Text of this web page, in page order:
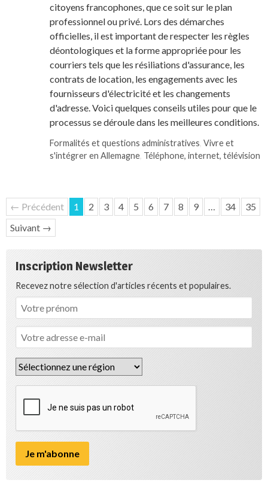
citoyens francophones, que ce soit sur le plan
professionnel ou privé. Lors des démarches
officielles, il est important de respecter les règles
déontologiques et la forme appropriée pour les
courriers tels que les résiliations d'assurance, les
contrats de location, les engagements avec les
fournisseurs d'électricité et les changements
d'adresse. Voici quelques conseils utiles pour que le
processus se déroule dans les meilleures conditions.
Formalités et questions administratives ,Vivre et
s'intégrer en Allemagne Téléphone, internet, télévision
← Précédent 1 2 3 4 5 6 7 8 9 … 34
35
Suivant →
Inscription Newsletter
Recevez notre sélection d'articles récents et populaires.